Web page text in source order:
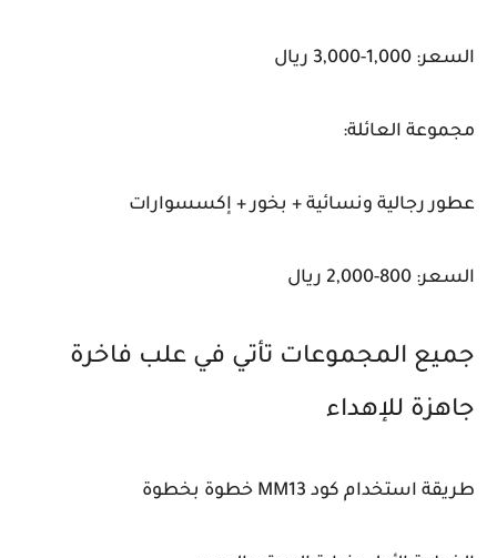
السعر: 1,000-3,000 ريال
مجموعة العائلة:
عطور رجالية ونسائية + بخور + إكسسوارات
السعر: 800-2,000 ريال
جميع المجموعات تأتي في علب فاخرة
جاهزة للإهداء
طريقة استخدام كود MM13 خطوة بخطوة